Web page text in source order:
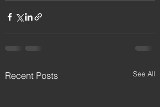
Recent Posts See All